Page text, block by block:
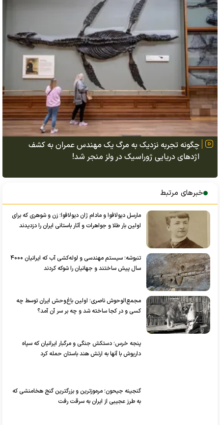
چگونه تجربه نزدیک به مرگ یک مهندس عمران به کشف
اژد‌های دریایی ژوراسیک در ولز منجر شد!
خبرهای مرتبط
مارسل دیولافوا و مادام ژان دیولافوا؛ زن و شوهری که برای
اولین بار طلا و جواهرات و آثار باستانی ایران را دزدیدند
تنبوشه؛ سیستم مهندسی و لوله‌کشی آب که ایرانیان ۴۰۰۰
سال پیش ساختند و جهانیان را شوکه کردند
مجمع‌الوحوش ناصری؛ اولین باغ‌وحش ایران توسط چه
کسی و در کجا ساخته شد و چه بر سر آن آمد؟
پنجه خرس؛ دستکش جنگی و مرگبار ایرانیان که سپاه
داریوش با آنها به ارتش هند باستان حمله کرد
گنجینه جیحون؛ مرموزترین و بزرگترین گنج هخامنشی که
به طرز عجیبی از ایران به سرقت رفت